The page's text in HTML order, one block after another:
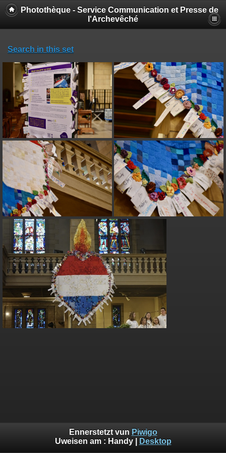
Photothèque - Service Communication et Presse de
l'Archevêché
Search in this set
Ennerstetzt vun Piwigo
Uweisen am : Handy| Desktop